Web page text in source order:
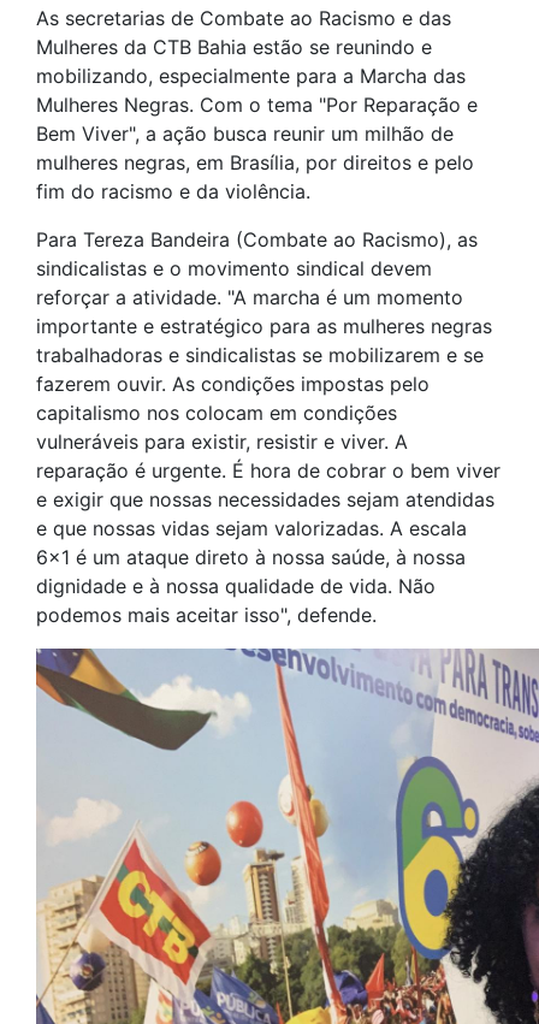
As secretarias de Combate ao Racismo e das
Mulheres da CTB Bahia estão se reunindo e
mobilizando, especialmente para a Marcha das
Mulheres Negras. Com o tema "Por Reparação e
Bem Viver", a ação busca reunir um milhão de
mulheres negras, em Brasília, por direitos e pelo
fim do racismo e da violência.
Para Tereza Bandeira (Combate ao Racismo), as
sindicalistas e o movimento sindical devem
reforçar a atividade. "A marcha é um momento
importante e estratégico para as mulheres negras
trabalhadoras e sindicalistas se mobilizarem e se
fazerem ouvir. As condições impostas pelo
capitalismo nos colocam em condições
vulneráveis para existir, resistir e viver. A
reparação é urgente. É hora de cobrar o bem viver
e exigir que nossas necessidades sejam atendidas
e que nossas vidas sejam valorizadas. A escala
6x1 é um ataque direto à nossa saúde, à nossa
dignidade e à nossa qualidade de vida. Não
podemos mais aceitar isso", defende.